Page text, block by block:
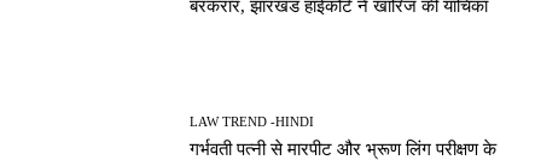
बरकरार, झारखंड हाईकोर्ट ने खारिज की याचिका
LAW TREND -HINDI
गर्भवती पत्नी से मारपीट और भ्रूण लिंग परीक्षण के